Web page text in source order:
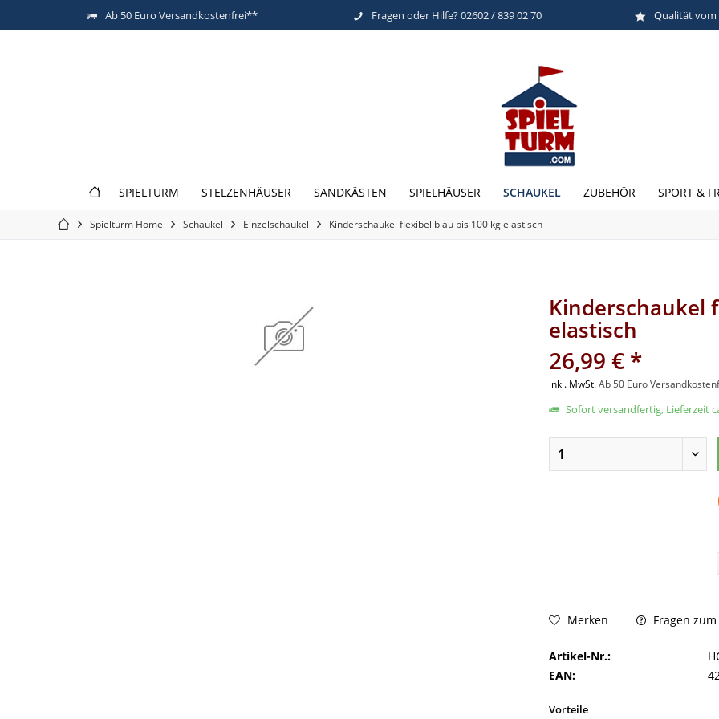
Ab 50 Euro Versandkostenfrei** Fragen oder Hilfe? 02602 / 839 02 70 Qualität vom
SPIELTURM STELZENHÄUSER SANDKÄSTEN SPIELHÄUSER SCHAUKEL ZUBEHÖR SPORT &
Spielturm Home Schaukel Einzelschaukel Kinderschaukel flexibel blau bis 100 kg elastisch
Kinderschaukel
elastisch
26,99 € *
inkl. MwSt.Ab 50 Euro
Sofort versandfertig, Lieferzeit
Merken Fragen
Artikel-Nr.:
EAN:
Vorteile